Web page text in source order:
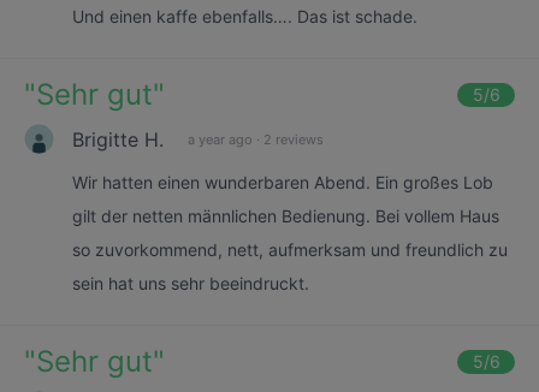
Und einen kaffe ebenfalls…. Das ist schade.
"Sehr gut" 5/6
Brigitte H. a year ago · 2 reviews
Wir hatten einen wunderbaren Abend. Ein großes Lob
gilt der netten männlichen Bedienung. Bei vollem Haus
so zuvorkommend, nett, aufmerksam und freundlich zu
sein hat uns sehr beeindruckt.
"Sehr gut" 5/6